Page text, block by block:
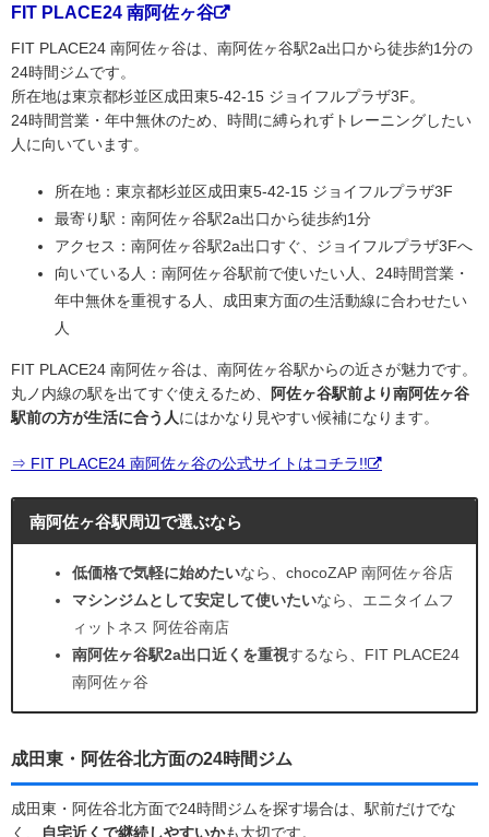
FIT PLACE24 南阿佐ヶ谷
FIT PLACE24 南阿佐ヶ谷は、南阿佐ヶ谷駅2a出口から徒歩約1分の
24時間ジムです。
所在地は東京都杉並区成田東5-42-15 ジョイフルプラザ3F。
24時間営業・年中無休のため、時間に縛られずトレーニングしたい
人に向いています。
所在地：東京都杉並区成田東5-42-15 ジョイフルプラザ3F
最寄り駅：南阿佐ヶ谷駅2a出口から徒歩約1分
アクセス：南阿佐ヶ谷駅2a出口すぐ、ジョイフルプラザ3Fへ
向いている人：南阿佐ヶ谷駅前で使いたい人、24時間営業・
年中無休を重視する人、成田東方面の生活動線に合わせたい
人
FIT PLACE24 南阿佐ヶ谷は、南阿佐ヶ谷駅からの近さが魅力です。
丸ノ内線の駅を出てすぐ使えるため、
阿佐ヶ谷駅前より南阿佐ヶ谷
駅前の方が生活に合う人にはかなり見やすい候補になります。
⇒ FIT PLACE24 南阿佐ヶ谷の公式サイトはコチラ!!
南阿佐ヶ谷駅周辺で選ぶなら
低価格で気軽に始めたいなら、chocoZAP 南阿佐ヶ谷店
マシンジムとして安定して使いたいなら、エニタイムフ
ィットネス 阿佐谷南店
南阿佐ヶ谷駅2a出口近くを重視するなら、FIT PLACE24
南阿佐ヶ谷
成田東・阿佐谷北方面の24時間ジム
成田東・阿佐谷北方面で24時間ジムを探す場合は、駅前だけでな
く、
自宅近くで継続しやすいかも大切です。